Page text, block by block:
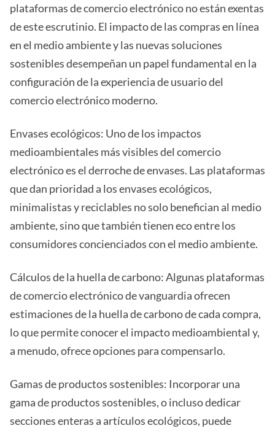
plataformas de comercio electrónico no están exentas
de este escrutinio. El impacto de las compras en línea
en el medio ambiente y las nuevas soluciones
sostenibles desempeñan un papel fundamental en la
configuración de la experiencia de usuario del
comercio electrónico moderno.
Envases ecológicos: Uno de los impactos
medioambientales más visibles del comercio
electrónico es el derroche de envases. Las plataformas
que dan prioridad a los envases ecológicos,
minimalistas y reciclables no solo benefician al medio
ambiente, sino que también tienen eco entre los
consumidores concienciados con el medio ambiente.
Cálculos de la huella de carbono: Algunas plataformas
de comercio electrónico de vanguardia ofrecen
estimaciones de la huella de carbono de cada compra,
lo que permite conocer el impacto medioambiental y,
a menudo, ofrece opciones para compensarlo.
Gamas de productos sostenibles: Incorporar una
gama de productos sostenibles, o incluso dedicar
secciones enteras a artículos ecológicos, puede